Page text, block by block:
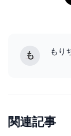
も もり
関連記事